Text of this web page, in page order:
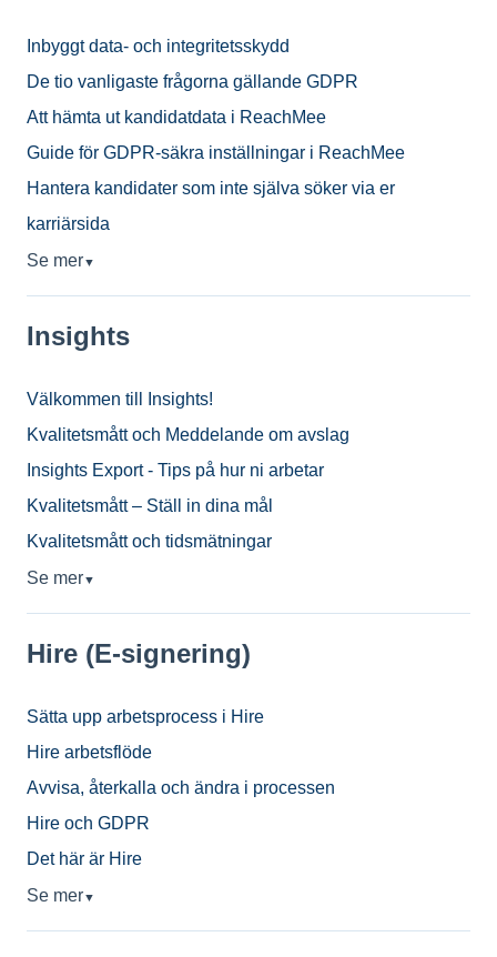
Inbyggt data- och integritetsskydd
De tio vanligaste frågorna gällande GDPR
Att hämta ut kandidatdata i ReachMee
Guide för GDPR-säkra inställningar i ReachMee
Hantera kandidater som inte själva söker via er
karriärsida
Se mer▼
Insights
Välkommen till Insights!
Kvalitetsmått och Meddelande om avslag
Insights Export - Tips på hur ni arbetar
Kvalitetsmått – Ställ in dina mål
Kvalitetsmått och tidsmätningar
Se mer▼
Hire (E-signering)
Sätta upp arbetsprocess i Hire
Hire arbetsflöde
Avvisa, återkalla och ändra i processen
Hire och GDPR
Det här är Hire
Se mer▼